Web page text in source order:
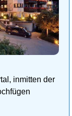
inmitten der